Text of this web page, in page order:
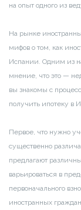
на опыт одного из
На рынке
мифов о том, как
Испании. Одним из
мнение, что это —
вы знакомы с
получить ипотеку в
Первое, что нужно
существенно
предлагают
варьироваться в
первоначального
иностранных